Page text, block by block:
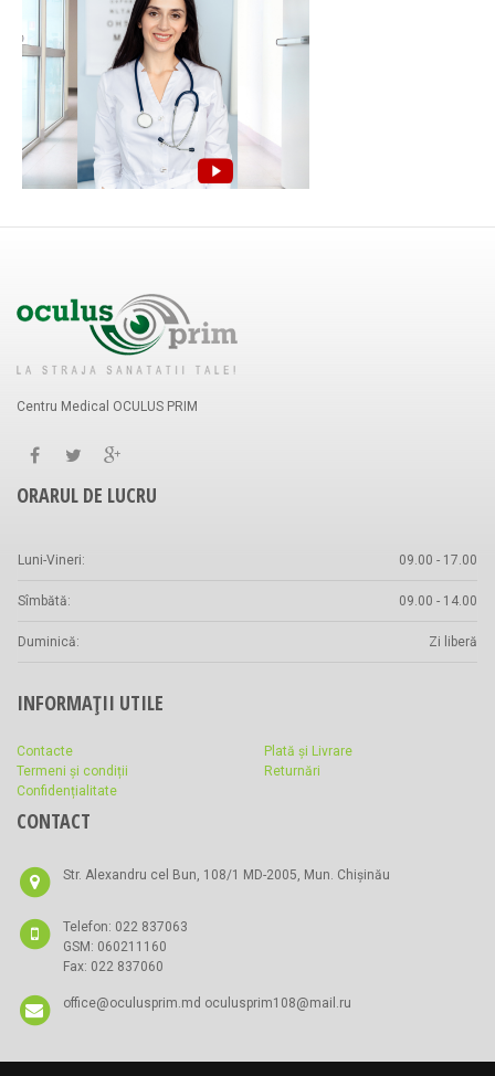
Centru Medical OCULUS PRIM
ORARUL DE LUCRU
Luni-Vineri: 09.00 - 17.00
Sîmbătă: 09.00 - 14.00
Duminică: Zi liberă
INFORMAȚII UTILE
Contacte
Termeni și condiții
Confidențialitate
Plată și Livrare
Returnări
CONTACT
Str. Alexandru cel Bun, 108/1 MD-2005, Mun. Chișinău
Telefon: 022 837063
GSM: 060211160
Fax: 022 837060
office@oculusprim.md oculusprim108@mail.ru